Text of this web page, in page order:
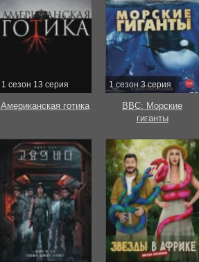
1 сезон 13 серия
Американская готика
1 сезон 3 серия
BBC: Морские
гиганты